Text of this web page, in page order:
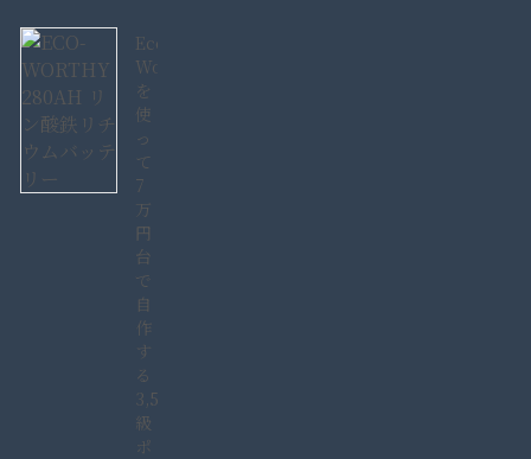
Eco-
Worthy280AH
を
使
っ
て
7
万
円
台
で
自
作
す
る
3,584Wh
級
ポ